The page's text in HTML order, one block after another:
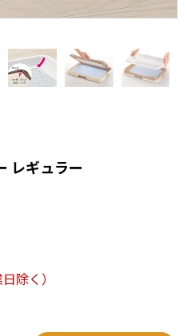
レギュラー
日除く）